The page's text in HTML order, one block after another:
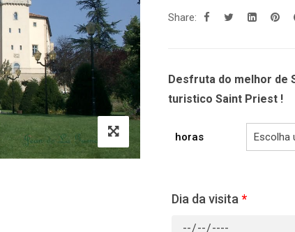
Share:
Desfruta do melhor de
turistico Saint Priest !
horas
Dia da visita *